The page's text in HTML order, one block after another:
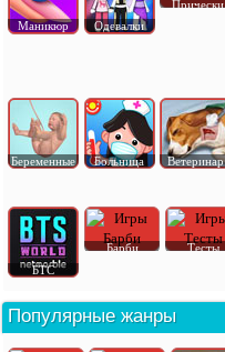
Маникюр Одевалки
Прически
Беременные Больница Ветеринар
БТС
Барби Тесты
Популярные жанры